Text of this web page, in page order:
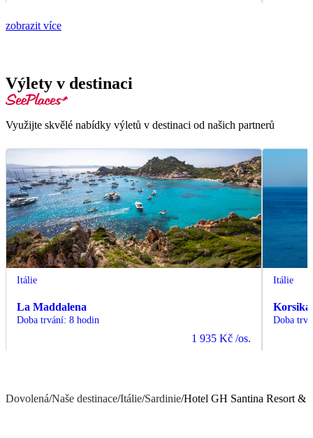
zobrazit více
Výlety v destinaci
Využijte skvělé nabídky výletů v destinaci od našich partnerů
Itálie
La Maddalena
Doba trvání: 8 hodin
1 935 Kč /os.
Itálie
Korsika
Doba
Dovolená/Naše destinace/Itálie/Sardinie/Hotel GH Santina Resort &